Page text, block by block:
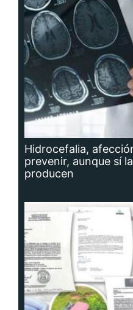
Hidrocefalia,
prevenir, aunque sí
producen